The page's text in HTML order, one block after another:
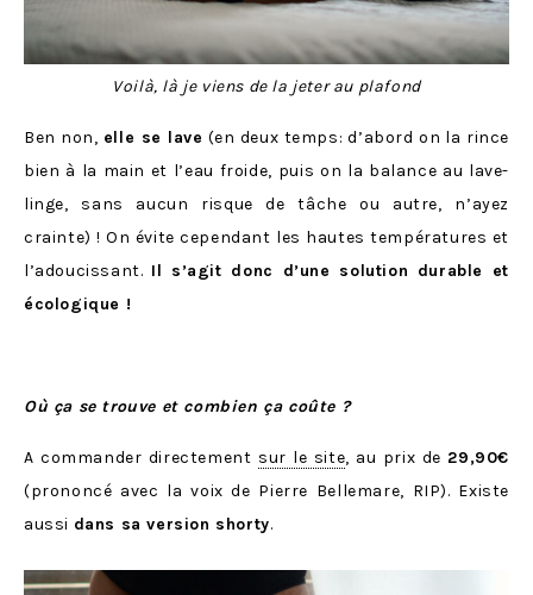
Voilà, là je viens de la jeter au plafond
Ben non, elle se lave (en deux temps: d’abord on la rince
bien à la main et l’eau froide, puis on la balance au lave-
linge, sans aucun risque de tâche ou autre, n’ayez
crainte) ! On évite cependant les hautes températures et
l’adoucissant. Il s’agit donc d’une solution durable et
écologique !
Où ça se trouve et combien ça coûte ?
A commander directement sur le site, au prix de 29,90€
(prononcé avec la voix de Pierre Bellemare, RIP). Existe
aussi dans sa version shorty.